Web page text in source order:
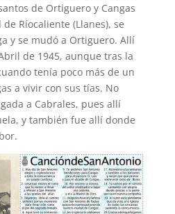
de Ortiguero y Cangas
Ríocaliente (Llanes), se
y se mudó a Ortiguero. Allí
de 1945, aunque tras la
tenía poco más de un
a vivir con sus tías. No
a Cabrales, pues allí
y también fue allí donde